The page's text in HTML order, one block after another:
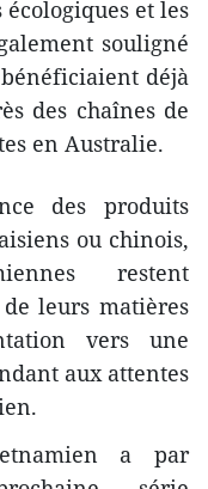
et les
souligné
déjà
des chaînes de
en Australie.
des produits
ou chinois,
restent
leurs matières
vers une
aux attentes
a par